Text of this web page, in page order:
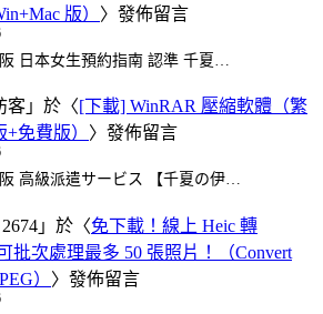
版） 〉發佈留言
日本女生預約指南 認準 千夏…
客 」於〈[下載] WinRAR 壓縮軟體（繁
免費版） 〉發佈留言
高級派遣サービス 【千夏の伊…
」於〈免下載！線上 Heic 轉
批次處理最多 50 張照片！（Convert
） 〉發佈留言